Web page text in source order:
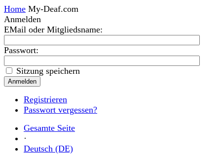
Home My-Deaf.com
Anmelden
EMail oder Mitgliedsname:
Passwort:
Sitzung speichern
Registrieren
Passwort vergessen?
Gesamte Seite
·
Deutsch (DE)